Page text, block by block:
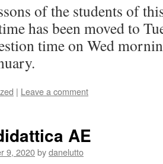
of the students of
has been moved to
time on Wed
| Leave a comment
AE
9, 2020bydanelutto